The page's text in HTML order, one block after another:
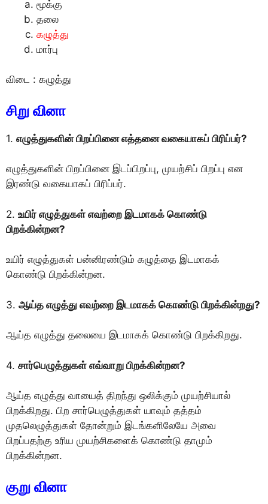
மூக்கு
தலை
கழுத்து
மார்பு
விடை : கழுத்து
சிறு வினா
1. எழுத்துகளின் பிறப்பினை எத்தனை வகையாகப் பிரிப்பர்?
எழுத்துகளின் பிறப்பினை இடப்பிறப்பு, முயற்சிப் பிறப்பு என
இரண்டு வகையாகப் பிரிப்பர்.
2. உயிர் எழுத்துகள் எவற்றை இடமாகக் கொண்டு
பிறக்கின்றன?
உயிர் எழுத்துகள் பன்னிரண்டும் கழுத்தை இடமாகக்
கொண்டு பிறக்கின்றன.
3. ஆய்த எழுத்து எவற்றை இடமாகக் கொண்டு பிறக்கின்றது?
ஆய்த எழுத்து தலையை இடமாகக் கொண்டு பிறக்கிறது.
4. சார்பெழுத்துகள் எவ்வாறு பிறக்கின்றன?
ஆய்த எழுத்து வாயைத் திறந்து ஒலிக்கும் முயற்சியால்
பிறக்கிறது. பிற சார்பெழுத்துகள் யாவும் தத்தம்
முதலெழுத்துகள் தோன்றும் இடங்களிலேயே அவை
பிறப்பதற்கு உரிய முயற்சிகளைக் கொண்டு தாமும்
பிறக்கின்றன.
குறு வினா